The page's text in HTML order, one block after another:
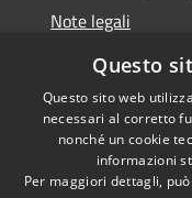
Note legali
Dichiarazione di
Questo
Questo sito web
necessari al corretto
nonché un cookie
informazioni
Per maggiori dettagli,